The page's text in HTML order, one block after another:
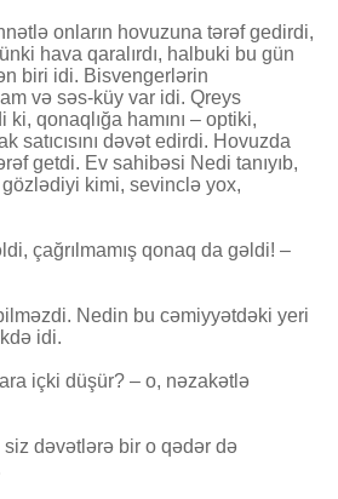
onların hovuzuna tərəf gedirdi,
hava qaralırdı, halbuki bu gün
biri idi. Bisvengerlərin
və səs-küy var idi. Qreys
qonaqlığa hamını – optiki,
satıcısını dəvət edirdi. Hovuzda
getdi. Ev sahibəsi Nedi tanıyıb,
gözlədiyi kimi, sevinclə yox,
çağrılmamış qonaq da gəldi! –
Nedin bu cəmiyyətdəki yeri
idi.
içki düşür? – o, nəzakətlə
siz dəvətlərə bir o qədər də